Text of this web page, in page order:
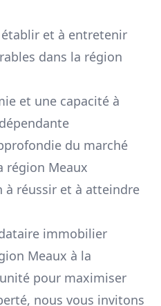
et à entretenir
dans la région
et une capacité à
du marché
région Meaux
réussir et à atteindre
immobilier
Meaux à la
pour maximiser
nous vous invitons